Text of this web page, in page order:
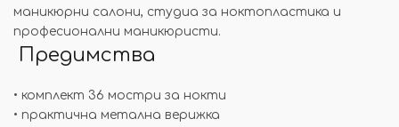
маникюрни салони, студиа за ноктопластика и
професионални маникюристи.
Предимства
• комплект 36 мостри за нокти
• практична метална верижка